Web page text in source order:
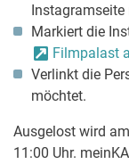
Instagramseite
Markiert die
Filmpalast
Verlinkt die
möchtet.
Ausgelost wird
11:00 Uhr.